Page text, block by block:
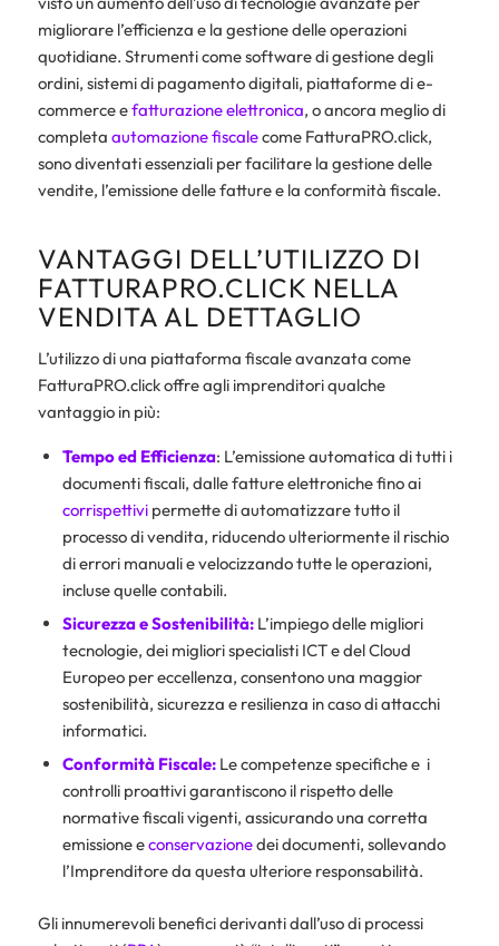
migliorare l’efficienza e la gestione delle operazioni
quotidiane. Strumenti come software di gestione degli
ordini, sistemi di pagamento digitali, piattaforme di e-
commerce efatturazione elettronica, o ancora meglio di
completa automazione fiscalecome FatturaPRO.click,
sono diventati essenziali per facilitare la gestione delle
vendite, l’emissione delle fatture e la conformità fiscale.
VANTAGGI DELL’UTILIZZO DI
FATTURAPRO.CLICK NELLA
VENDITA AL DETTAGLIO
L’utilizzo di una piattaforma fiscale avanzata come
FatturaPRO.click offre agli imprenditori qualche
vantaggio in più:
Tempo ed Efficienza: L’emissione automatica di tutti i
documenti fiscali, dalle fatture elettroniche fino ai
corrispettivipermette di automatizzare tutto il
processo di vendita, riducendo ulteriormente il rischio
di errori manuali e velocizzando tutte le operazioni,
incluse quelle contabili.
Sicurezza e Sostenibilità: L’impiego delle migliori
tecnologie, dei migliori specialisti ICT e del Cloud
Europeo per eccellenza, consentono una maggior
sostenibilità, sicurezza e resilienza in caso di attacchi
informatici.
Conformità Fiscale: Le competenze specifiche e i
controlli proattivi garantiscono il rispetto delle
normative fiscali vigenti, assicurando una corretta
emissione econservazionedei documenti, sollevando
l’Imprenditore da questa ulteriore responsabilità.
Gli innumerevoli benefici derivanti dall’uso di processi